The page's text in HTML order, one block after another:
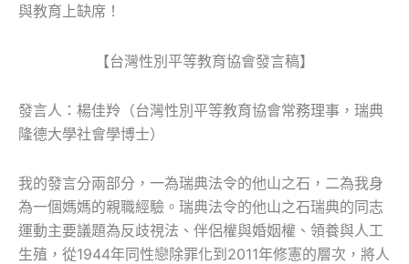
與教育上缺席！
【台灣性別平等教育協會發言稿】
發言人：楊佳羚（台灣性別平等教育協會常務理事，瑞典
隆德大學社會學博士）
我的發言分兩部分，一為瑞典法令的他山之石，二為我身
為一個媽媽的親職經驗。瑞典法令的他山之石瑞典的同志
運動主要議題為反歧視法、伴侶權與婚姻權、領養與人工
生殖，從1944年同性戀除罪化到2011年修憲的層次，將人